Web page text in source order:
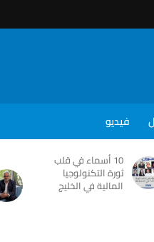
فيديو
10 أسماء في قلب
ثورة التكنولوجيا
المالية في الخليج